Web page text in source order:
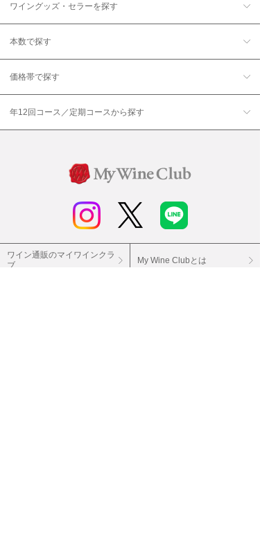
ワイングッズ・セラーを探す
本数で探す
価格帯で探す
年12回コース／定期コースから探す
ワイン通販のマイワインクラ
ブ
My Wine Clubとは